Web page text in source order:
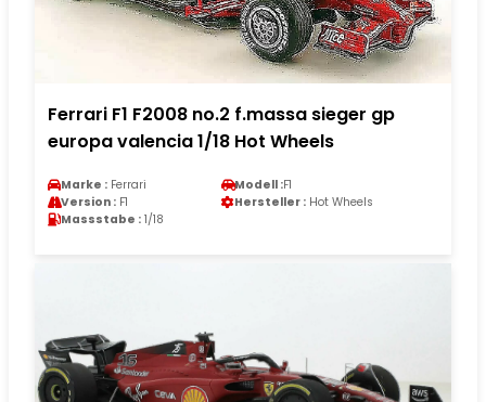
Ferrari F1 F2008 no.2 f.massa sieger gp
europa valencia 1/18 Hot Wheels
Marke : Ferrari Modell :F1
Version : F1 Hersteller : Hot Wheels
Massstabe : 1/18